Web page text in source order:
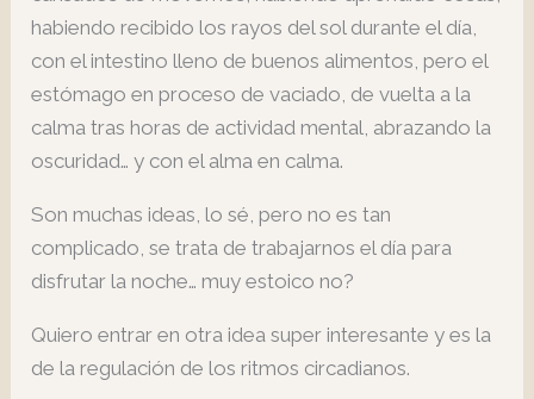
habiendo recibido los rayos del sol durante el día,
con el intestino lleno de buenos alimentos, pero el
estómago en proceso de vaciado, de vuelta a la
calma tras horas de actividad mental, abrazando la
oscuridad… y con el alma en calma.
Son muchas ideas, lo sé, pero no es tan
complicado, se trata de trabajarnos el día para
disfrutar la noche… muy estoico no?
Quiero entrar en otra idea super interesante y es la
de la regulación de los ritmos circadianos.